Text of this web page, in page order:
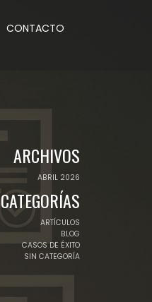
CONTACTO
ARCHIVOS
ABRIL 2026
CATEGORÍAS
ARTÍCULOS
BLOG
CASOS DE ÉXITO
SIN CATEGORÍA